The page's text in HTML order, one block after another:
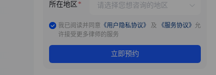
所在地区
我已阅读并同意 《用户隐私协议》 及 《服务协议》 允
许接受更多律师的服务
立即预约